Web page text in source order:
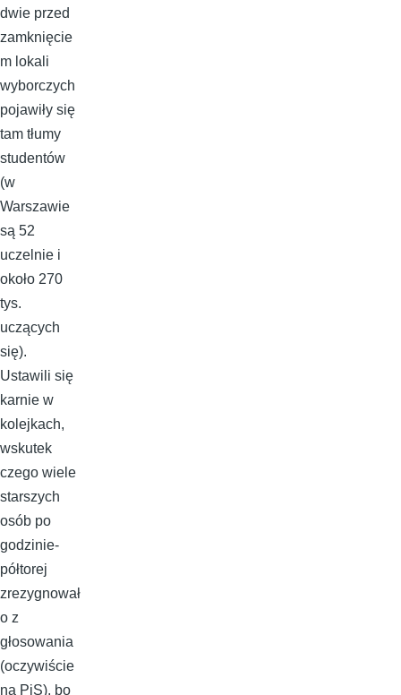
dwie przed
zamknięcie
m lokali
wyborczych
pojawiły się
tam tłumy
studentów
(w
Warszawie
są 52
uczelnie i
około 270
tys.
uczących
się).
Ustawili się
karnie w
kolejkach,
wskutek
czego wiele
starszych
osób po
godzinie-
półtorej
zrezygnował
o z
głosowania
(oczywiście
na PiS), bo